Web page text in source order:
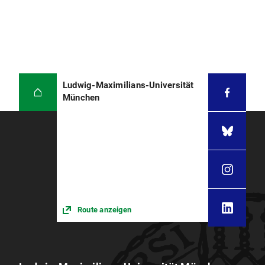
Ludwig-Maximilians-Universität
München
Route anzeigen